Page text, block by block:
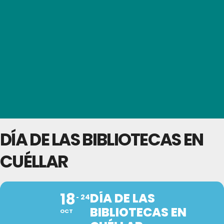
DÍA DE LAS BIBLIOTECAS EN
CUÉLLAR
18
OCT
24DÍA DE LAS
BIBLIOTECAS EN